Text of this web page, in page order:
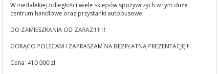
W niedalekiej odległości wiele sklepów spożywczych w tym duże
centrum handlowe oraz przystanki autobusowe.
DO ZAMIESZKANIA OD ZARAZ!! !! !!
GORĄCO POLECAM I ZAPRASZAM NA BEZPŁATNĄ PREZENTACJĘ!!!
Cena: 410 000 zł